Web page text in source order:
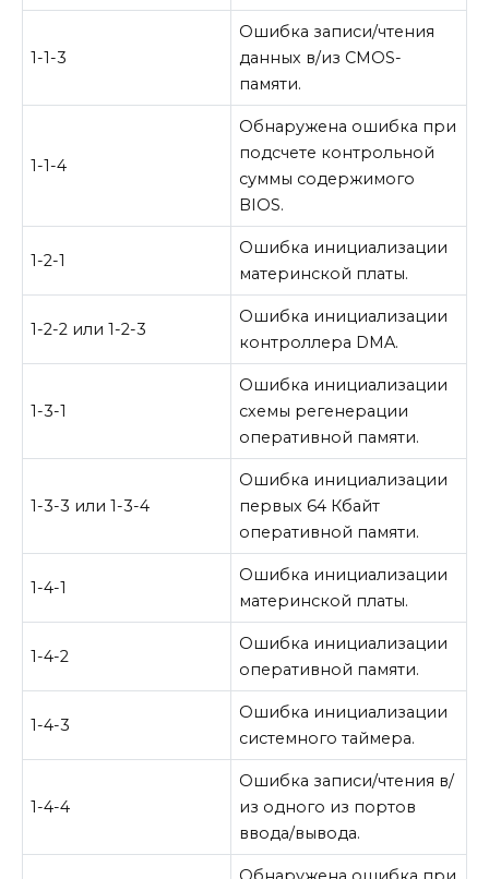
1-1-3
Ошибка записи/чтения
данных в/из CMOS-
памяти.
1-1-4
Обнаружена ошибка при
подсчете контрольной
суммы содержимого
BIOS.
1-2-1
Ошибка инициализации
материнской платы.
1-2-2 или 1-2-3
Ошибка инициализации
контроллера DMA.
1-3-1
Ошибка инициализации
схемы регенерации
оперативной памяти.
1-3-3 или 1-3-4
Ошибка инициализации
первых 64 Кбайт
оперативной памяти.
1-4-1
Ошибка инициализации
материнской платы.
1-4-2
Ошибка инициализации
оперативной памяти.
1-4-3
Ошибка инициализации
системного таймера.
1-4-4
Ошибка записи/чтения в/
из одного из портов
ввода/вывода.